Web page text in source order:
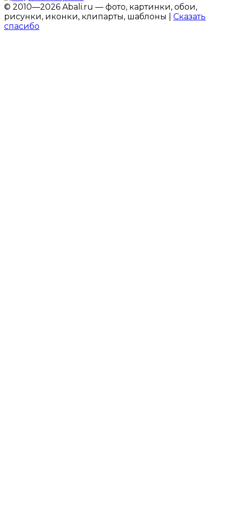
© 2010—2026 Abali.ru — фото, картинки, обои,
рисунки, иконки, клипарты, шаблоны | Сказать
спасибо